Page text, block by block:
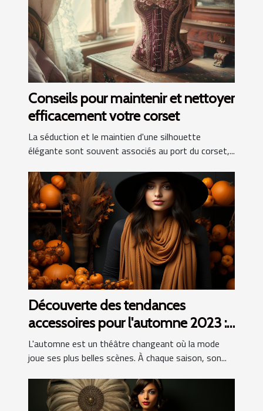
Conseils pour maintenir et nettoyer
efficacement votre corset
La séduction et le maintien d'une silhouette
élégante sont souvent associés au port du corset,...
Découverte des tendances
accessoires pour l'automne 2023 :
Quoi porter pour se démarquer ?
L'automne est un théâtre changeant où la mode
joue ses plus belles scènes. À chaque saison, son...